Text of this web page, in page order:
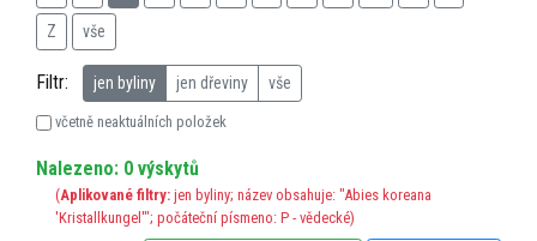
Z vše
Filtr: jen byliny jen dřeviny vše
včetně neaktuálních položek
Nalezeno: 0 výskytů
(Aplikované filtry: jen byliny; název obsahuje: "Abies koreana
'Kristallkungel'"; počáteční písmeno: P - vědecké)